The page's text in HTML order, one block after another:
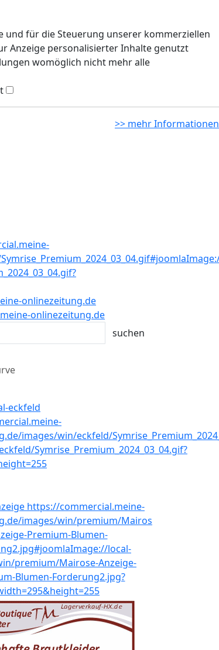
und für die Steuerung unserer kommerziellen
Anzeige personalisierter Inhalte genutzt
womöglich nicht mehr alle
>> mehr Informationen
onlinezeitung.de
onlinezeitung.de